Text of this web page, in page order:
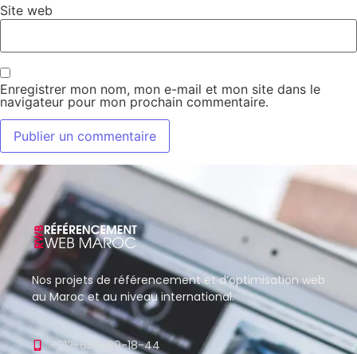
Site web
Enregistrer mon nom, mon e-mail et mon site dans le
navigateur pour mon prochain commentaire.
Nos projets de référencement et d’optimisation web
au Maroc et au niveau international.
+212-650-89-18-44